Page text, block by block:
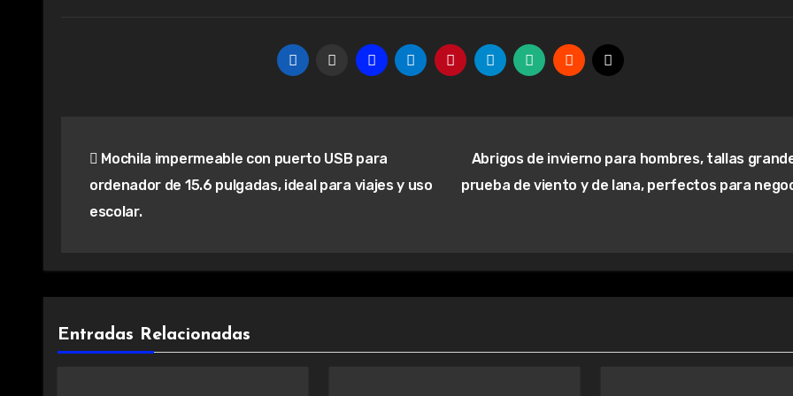
de
entradas
Mochila impermeable con puerto USB para
ordenador de 15.6 pulgadas, ideal para viajes y uso
escolar.
Abrigos de invierno para hombres, tallas
prueba de viento y de lana, perfectos para
Entradas Relacionadas